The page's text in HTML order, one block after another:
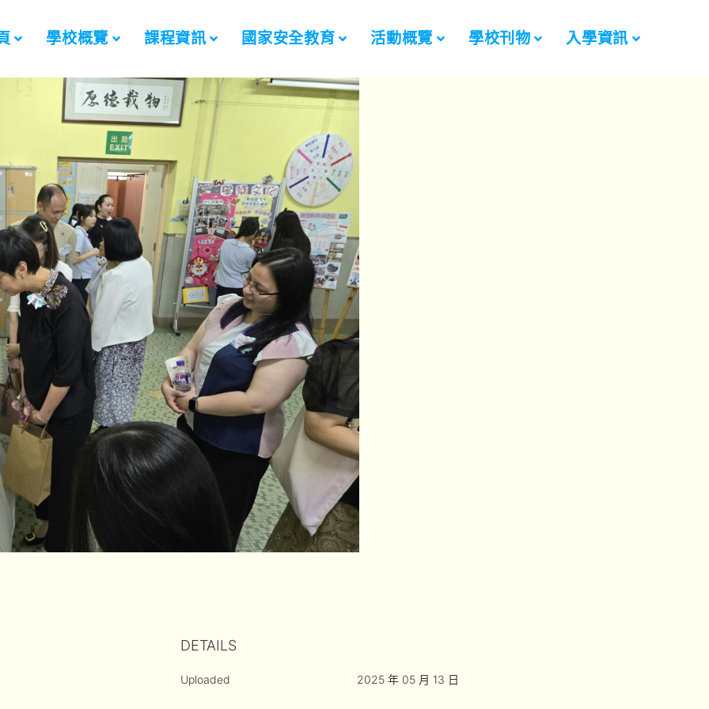
學校概覽 課程資訊 國家安全教育 活動概覽 學校刊物 入學資訊
DETAILS
Uploaded 2025 年 05 月 13 日